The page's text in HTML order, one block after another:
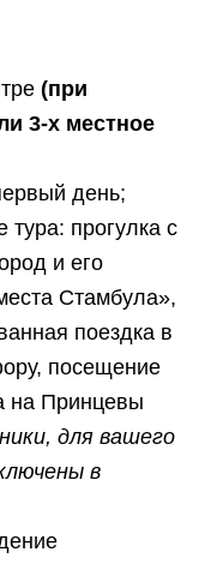
(при
3-х местное
день;
тура: прогулка с
и его
Стамбула»,
поездка в
посещение
на Принцевы
для вашего
в